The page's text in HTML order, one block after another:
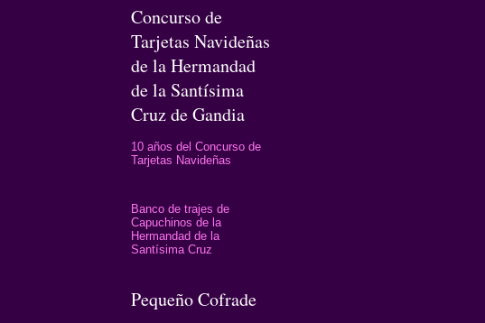
Concurso de
Tarjetas Navideñas
de la Hermandad
de la Santísima
Cruz de Gandia
10 años del Concurso de
Tarjetas Navideñas
Banco de trajes de
Capuchinos de la
Hermandad de la
Santísima Cruz
Pequeño Cofrade